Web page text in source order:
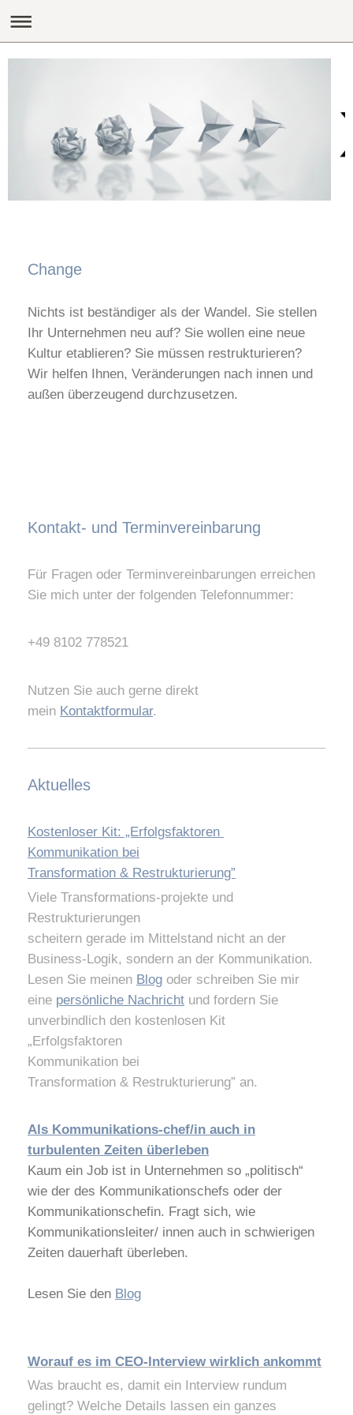
Change
Nichts ist beständiger als der Wandel. Sie stellen
Ihr Unternehmen neu auf? Sie wollen eine neue
Kultur etablieren? Sie müssen restrukturieren?
Wir helfen Ihnen, Veränderungen nach innen und
außen überzeugend durchzusetzen.
Kontakt- und Terminvereinbarung
Für Fragen oder Terminvereinbarungen erreichen
Sie mich unter der folgenden Telefonnummer:
+49 8102 778521
Nutzen Sie auch gerne direkt
mein Kontaktformular.
Aktuelles
Kostenloser Kit: „Erfolgsfaktoren
Kommunikation bei
Transformation & Restrukturierung”
Viele Transformations-projekte und
Restrukturierungen
scheitern gerade im Mittelstand nicht an der
Business-Logik, sondern an der Kommunikation.
Lesen Sie meinen Blog oder schreiben Sie mir
eine persönliche Nachricht und fordern Sie
unverbindlich den kostenlosen Kit
„Erfolgsfaktoren
Kommunikation bei
Transformation & Restrukturierung” an.
Als Kommunikations-chef/in auch in
turbulenten Zeiten überleben
Kaum ein Job ist in Unternehmen so „politisch“
wie der des Kommunikationschefs oder der
Kommunikationschefin. Fragt sich, wie
Kommunikationsleiter/ innen auch in schwierigen
Zeiten dauerhaft überleben.
Lesen Sie den Blog
Worauf es im CEO-Interview wirklich ankommt
Was braucht es, damit ein Interview rundum
gelingt? Welche Details lassen ein ganzes